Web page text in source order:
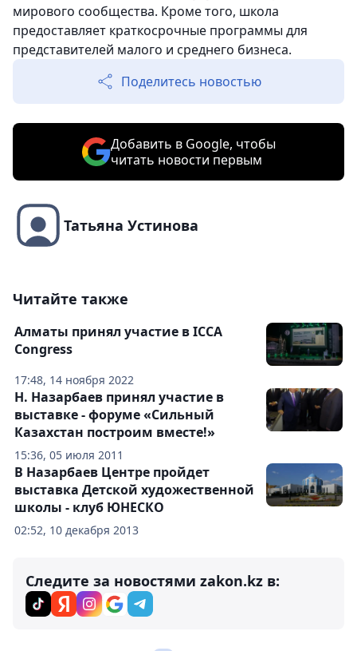
мирового сообщества. Кроме того, школа
предоставляет краткосрочные программы для
представителей малого и среднего бизнеса.
Поделитесь новостью
Добавить в Google, чтобы
читать новости первым
Татьяна Устинова
Читайте также
17:48, 14 ноября 2022
Алматы принял участие в ICCA
Congress
15:36, 05 июля 2011
Н. Назарбаев принял участие в
выставке - форуме «Сильный
Казахстан построим вместе!»
02:52, 10 декабря 2013
В Назарбаев Центре пройдет
выставка Детской художественной
школы - клуб ЮНЕСКО
Следите за новостями zakon.kz в: